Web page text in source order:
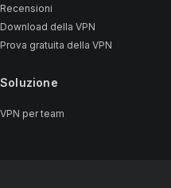
Recensioni
Download della VPN
Prova gratuita della VPN
Soluzione
VPN per team